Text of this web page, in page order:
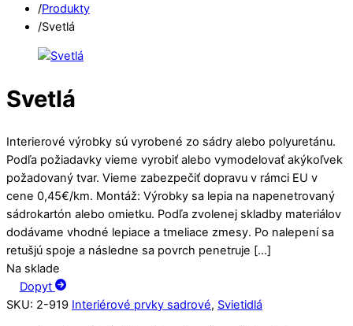
/Produkty
/Svetlá
Svetlá
Interierové výrobky sú vyrobené zo sádry alebo polyuretánu.
Podľa požiadavky vieme vyrobiť alebo vymodelovať akýkoľvek
požadovaný tvar. Vieme zabezpečiť dopravu v rámci EU v
cene 0,45€/km. Montáž: Výrobky sa lepia na napenetrovaný
sádrokartón alebo omietku. Podľa zvolenej skladby materiálov
dodávame vhodné lepiace a tmeliace zmesy. Po nalepení sa
retušjú spoje a následne sa povrch penetruje […]
Na sklade
Dopyt
SKU: 2-919 Interiérové prvky sadrové, Svietidlá